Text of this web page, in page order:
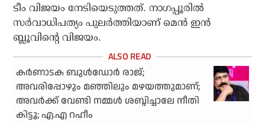
ടീം വിജയം നേടിയെടുത്തത്. നാഗപ്പൂരില്‍
സര്‍വാധിപത്യം പുലര്‍ത്തിയാണ് മെന്‍ ഇന്‍
ബ്ലൂവിന്റെ വിജയം.
കർണാടക ബുൾഡോർ രാജ്;
അവരിപ്പോഴും മഞ്ഞിലും മഴയത്തുമാണ്;
അവർക്ക് വേണ്ടി നമ്മൾ ശബ്ദിച്ചാലേ നീതി
കിട്ടൂ; എ.എ റഹീം